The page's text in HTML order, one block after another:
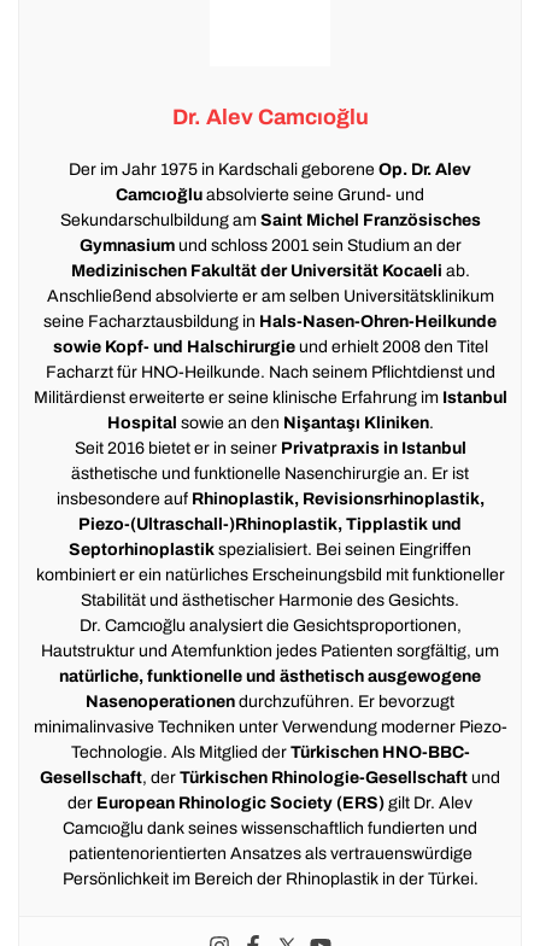
Dr. Alev Camcıoğlu
Der im Jahr 1975 in Kardschali geborene Op. Dr. Alev
Camcıoğlu absolvierte seine Grund- und
Sekundarschulbildung am Saint Michel Französisches
Gymnasiumund schloss 2001 sein Studium an der
Medizinischen Fakultät der Universität Kocaeli ab.
Anschließend absolvierte er am selben Universitätsklinikum
seine Facharztausbildung in Hals-Nasen-Ohren-Heilkunde
sowie Kopf- und Halschirurgieund erhielt 2008 den Titel
Facharzt für HNO-Heilkunde. Nach seinem Pflichtdienst und
Militärdienst erweiterte er seine klinische Erfahrung im Istanbul
Hospital sowie an den Nişantaşı Kliniken.
Seit 2016 bietet er in seiner Privatpraxis in Istanbul
ästhetische und funktionelle Nasenchirurgie an. Er ist
insbesondere auf Rhinoplastik, Revisionsrhinoplastik,
Piezo-(Ultraschall-)Rhinoplastik, Tipplastik und
Septorhinoplastik spezialisiert. Bei seinen Eingriffen
kombiniert er ein natürliches Erscheinungsbild mit funktioneller
Stabilität und ästhetischer Harmonie des Gesichts.
Dr. Camcıoğlu analysiert die Gesichtsproportionen,
Hautstruktur und Atemfunktion jedes Patienten sorgfältig, um
natürliche, funktionelle und ästhetisch ausgewogene
Nasenoperationen durchzuführen. Er bevorzugt
minimalinvasive Techniken unter Verwendung moderner Piezo-
Technologie. Als Mitglied der Türkischen HNO-BBC-
Gesellschaft, der Türkischen Rhinologie-Gesellschaft und
der European Rhinologic Society (ERS) gilt Dr. Alev
Camcıoğlu dank seines wissenschaftlich fundierten und
patientenorientierten Ansatzes als vertrauenswürdige
Persönlichkeit im Bereich der Rhinoplastik in der Türkei.